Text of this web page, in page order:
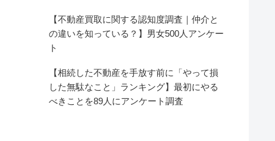
【不動産買取に関する認知度調査｜仲介と
の違いを知っている？】男女500人アンケー
ト
【相続した不動産を手放す前に「やって損
した無駄なこと」ランキング】最初にやる
べきことを89人にアンケート調査